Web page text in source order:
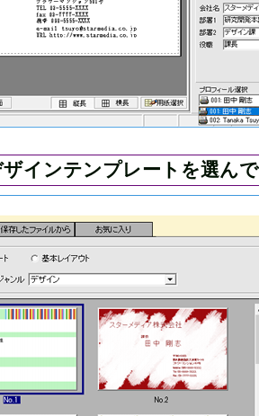
ザインテンプレートを選んで